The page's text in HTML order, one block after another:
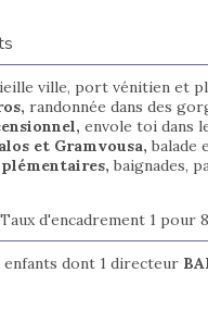
ville, port vénitien et
randonnée dans des
envole toi dans
et Gramvousa, balade
baignades,
d'encadrement 1 pour
enfants dont 1 directeur